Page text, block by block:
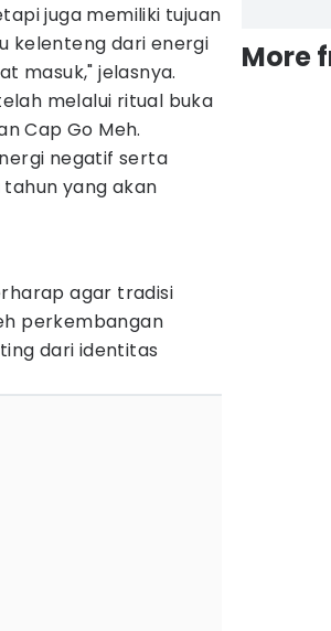
juga memiliki tujuan
kelenteng dari energi
masuk," jelasnya.
melalui ritual buka
Cap Go Meh.
negatif serta
yang akan
agar tradisi
perkembangan
dari identitas
More